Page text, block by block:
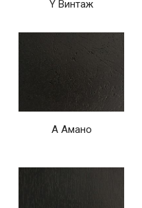
Y Винтаж
A Амано